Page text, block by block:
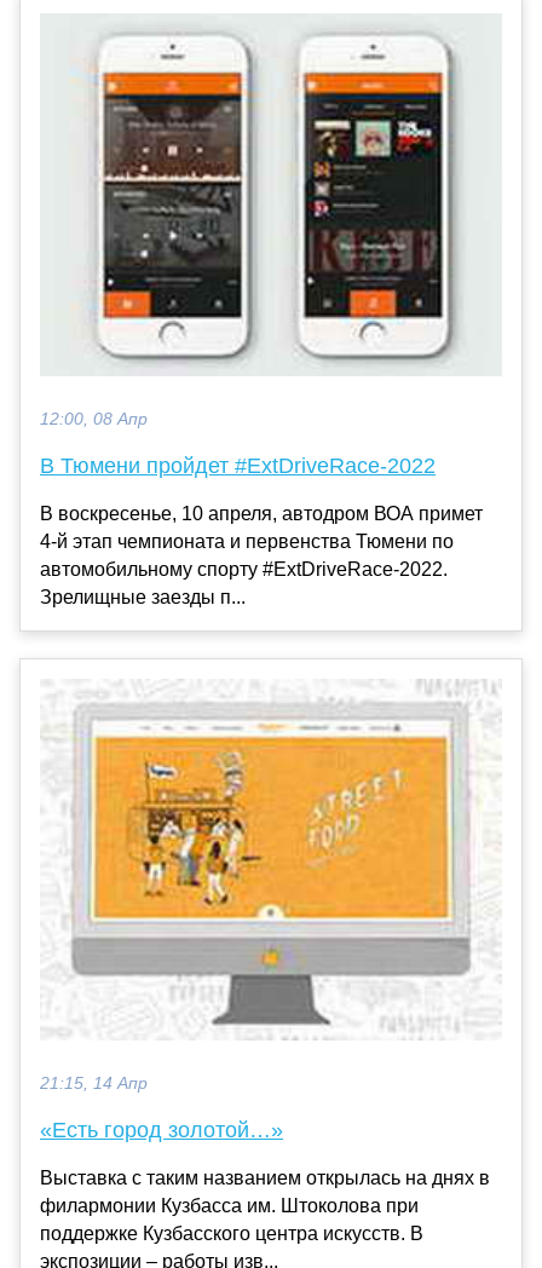
12:00, 08 Апр
В Тюмени пройдет #ExtDriveRace-2022
В воскресенье, 10 апреля, автодром ВОА примет
4-й этап чемпионата и первенства Тюмени по
автомобильному спорту #ExtDriveRace-2022.
Зрелищные заезды п...
21:15, 14 Апр
«Есть город золотой…»
Выставка с таким названием открылась на днях в
филармонии Кузбасса им. Штоколова при
поддержке Кузбасского центра искусств. В
экспозиции – работы изв...